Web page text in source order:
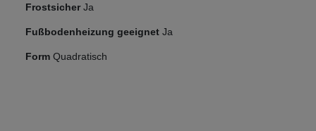
Frostsicher Ja
Fußbodenheizung geeignet Ja
Form Quadratisch